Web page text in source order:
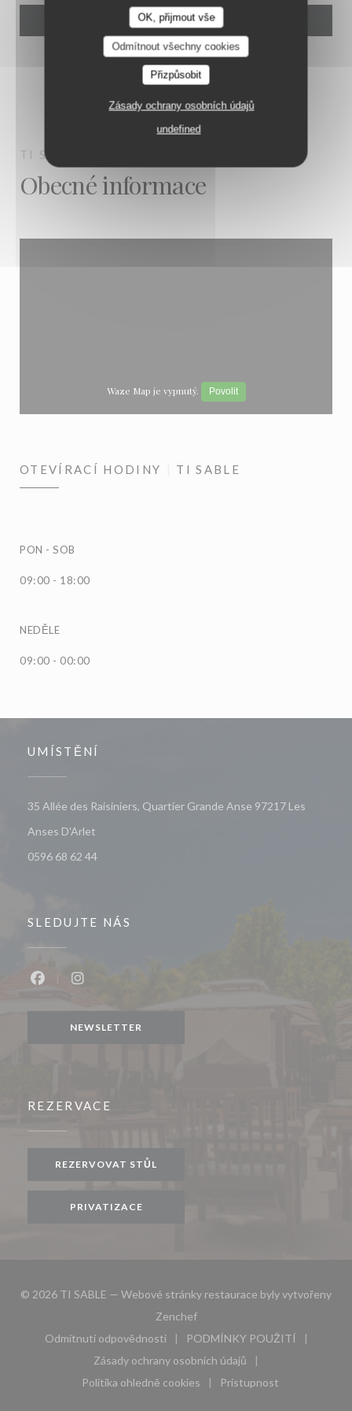
OK, přijmout vše
Odmítnout všechny cookies
Přizpůsobit
Zásady ochrany osobních údajů
undefined
TI SABLE
Obecné informace
Waze Map je vypnutý. Povolit
OTEVÍRACÍ HODINY TI SABLE
PON - SOB
09:00 - 18:00
NEDĚLE
09:00 - 00:00
UMÍSTĚNÍ
35 Allée des Raisiniers, Quartier Grande Anse 97217 Les
Anses D'Arlet
0596 68 62 44
SLEDUJTE NÁS
NEWSLETTER
REZERVACE
REZERVOVAT STŮL
PRIVATIZACE
© 2026 TI SABLE — Webové stránky restaurace byly vytvořeny
Zenchef((otevře se v novém okně))
Odmítnutí odpovědnosti
((otevře se v novém okně))
PODMÍNKY POUŽITÍ
((otevře se v novém
Zásady ochrany osobních údajů
((otevře se v novém okně))
Politika ohledně cookies
((otevře se v novém okně))
Pristupnost
((otevře se v novém